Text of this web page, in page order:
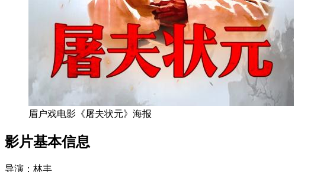
眉户戏电影《屠夫状元》海报
影片基本信息
导演：林丰